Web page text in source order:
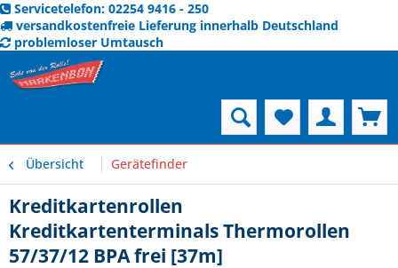
Servicetelefon: 02254 9416 - 250
versandkostenfreie Lieferung innerhalb Deutschland
problemloser Umtausch
Übersicht Gerätefinder
Kreditkartenrollen
Kreditkartenterminals Thermorollen
57/37/12 BPA frei [37m]